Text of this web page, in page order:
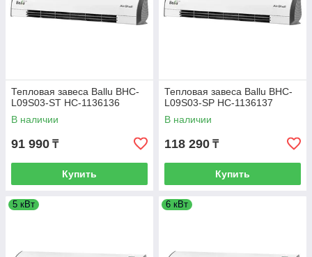
Тепловая завеса Ballu BHC-
L09S03-ST НС-1136136
В наличии
91 990 ₸
Купить
Тепловая завеса Ballu BHC-
L09S03-SP НС-1136137
В наличии
118 290 ₸
Купить
5 кВт 6 кВт